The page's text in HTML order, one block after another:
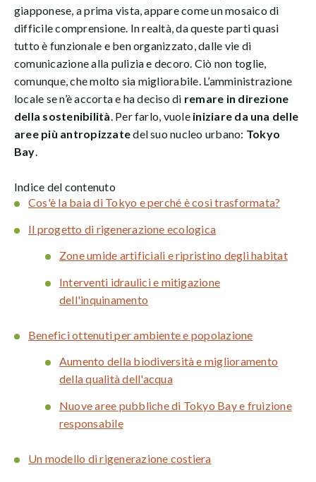
giapponese, a prima vista, appare come un mosaico di
difficile comprensione. In realtà, da queste parti quasi
tutto è funzionale e ben organizzato, dalle vie di
comunicazione alla pulizia e decoro. Ciò non toglie,
comunque, che molto sia migliorabile. L’amministrazione
locale se n’è accorta e ha deciso di remare in direzione
della sostenibilità . Per farlo, vuole iniziare da una delle
aree più antropizzatedel suo nucleo urbano: Tokyo
Bay
Indice del contenuto
Cos'è la baia di Tokyo e perché è così trasformata?
Il progetto di rigenerazione ecologica
Zone umide artificiali e ripristino degli habitat
Interventi idraulici e mitigazione
dell'inquinamento
Benefici ottenuti per ambiente e popolazione
Aumento della biodiversità e miglioramento
della qualità dell'acqua
Nuove aree pubbliche di Tokyo Bay e fruizione
responsabile
Un modello di rigenerazione costiera